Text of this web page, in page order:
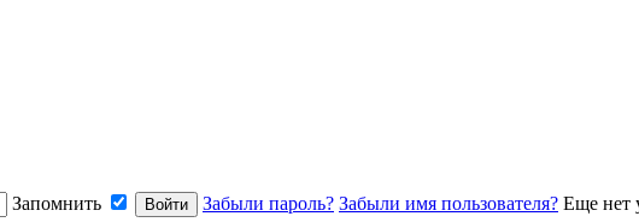
Запомнить Забыли пароль? Забыли имя пользователя? Еще нет